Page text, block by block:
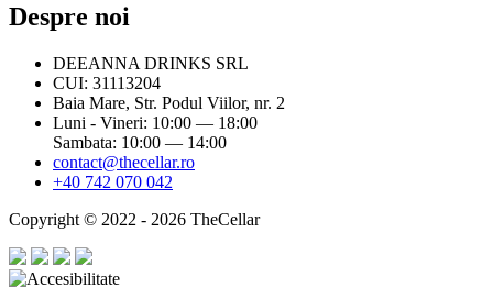
Despre noi
DEEANNA DRINKS SRL
CUI: 31113204
Baia Mare, Str. Podul Viilor, nr. 2
Luni - Vineri: 10:00 — 18:00
Sambata: 10:00 — 14:00
contact@thecellar.ro
+40 742 070 042
Copyright © 2022 - 2026 TheCellar